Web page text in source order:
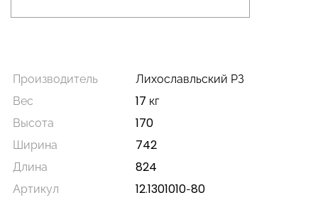
Производитель
Лихославльский РЗ
Вес
17 кг
Высота
170
Ширина
742
Длина
824
Артикул
12.1301010-80